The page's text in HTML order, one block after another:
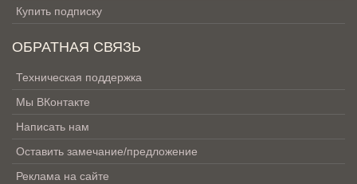
Купить подписку
ОБРАТНАЯ СВЯЗЬ
Техническая поддержка
Мы ВКонтакте
Написать нам
Оставить замечание/предложение
Реклама на сайте